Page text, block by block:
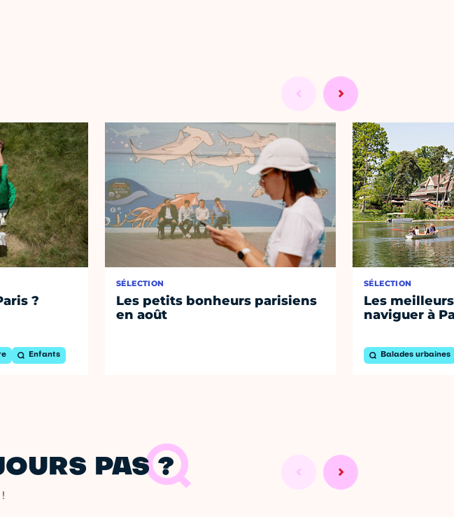
?
Enfants
SÉLECTION
Les petits bonheurs parisiens
en août
SÉLECTION
Les
naviguer à
Balades urbaines
PAS ?